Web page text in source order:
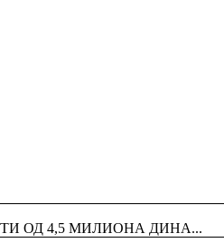
ОД 4,5 МИЛИОНА ДИНА...